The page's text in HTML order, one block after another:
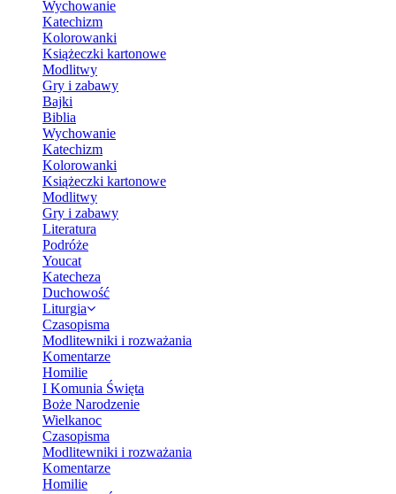
Wychowanie
Katechizm
Kolorowanki
Książeczki kartonowe
Modlitwy
Gry i zabawy
Bajki
Biblia
Wychowanie
Katechizm
Kolorowanki
Książeczki kartonowe
Modlitwy
Gry i zabawy
Literatura
Podróże
Youcat
Katecheza
Duchowość
Liturgia
Czasopisma
Modlitewniki i rozważania
Komentarze
Homilie
I Komunia Święta
Boże Narodzenie
Wielkanoc
Czasopisma
Modlitewniki i rozważania
Komentarze
Homilie